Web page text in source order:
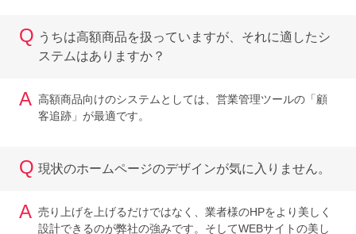
Q うちは高額商品を扱っていますが、それに適したシ
ステムはありますか？
A 高額商品向けのシステムとしては、営業管理ツールの「顧
客追跡」が最適です。
Q 現状のホームページのデザインが気に入りません。
A 売り上げを上げるだけではなく、業者様のHPをより美しく
設計できるのが弊社の強みです。そしてWEBサイトの美し